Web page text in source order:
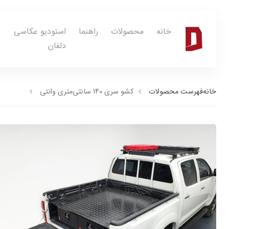
خانه محصولات راهنما
استودیو عکاسی
دلفان
خانهفهرست محصولات کشو سری 140 سانتی‌متری وانتی